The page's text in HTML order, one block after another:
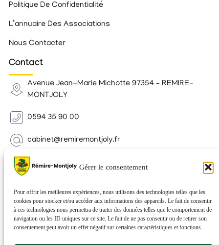
Gérer le consentement
Pour offrir les meilleures expériences, nous utilisons des technologies telles que les
cookies pour stocker et/ou accéder aux informations des appareils. Le fait de consentir
à ces technologies nous permettra de traiter des données telles que le comportement de
navigation ou les ID uniques sur ce site. Le fait de ne pas consentir ou de retirer son
consentement peut avoir un effet négatif sur certaines caractéristiques et fonctions.
Politique De Confidentialité
L’annuaire Des Associations
Nous Contacter
Contact
Avenue Jean-Marie Michotte 97354 – REMIRE-
MONTJOLY
0594 35 90 00
cabinet@remiremontjoly.fr
Newsletter
nouvelles de votre commune.